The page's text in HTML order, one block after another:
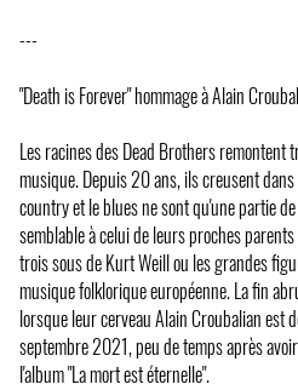
---
"Death is Forever" hommage à Alain
Les racines des Dead Brothers remontent
musique. Depuis 20 ans, ils creusent
country et le blues ne sont qu'une partie
semblable à celui de leurs proches
trois sous de Kurt Weill ou les grandes
musique folklorique européenne. La fin
lorsque leur cerveau Alain Croubalian est
septembre 2021, peu de temps après
l'album "La mort est éternelle".